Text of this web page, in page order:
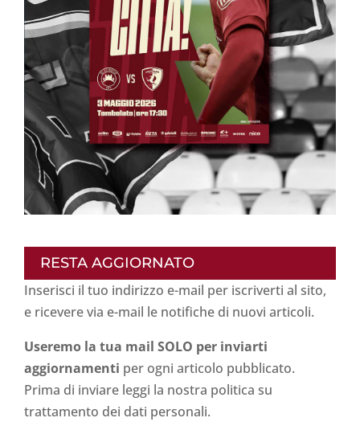
RESTA AGGIORNATO
Inserisci il tuo indirizzo e-mail per iscriverti al sito,
e ricevere via e-mail le notifiche di nuovi articoli.
Useremo la tua mail SOLO per inviarti
aggiornamenti per ogni articolo pubblicato.
Prima di inviare leggi la nostra politica su
trattamento dei dati personali.